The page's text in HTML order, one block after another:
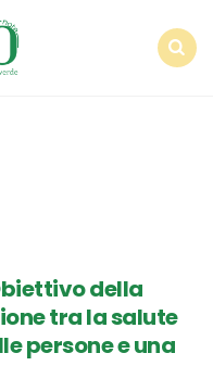
della
tra la salute
persone e una